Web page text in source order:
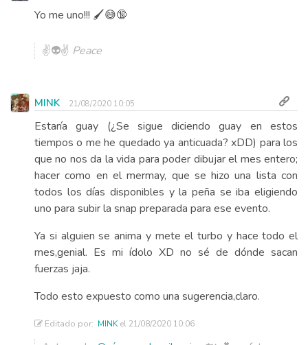
Yo me uno!!! 🖌😅🔞
✌👽✌ Peace
MINK 21/08/2020 10:05
Estaría guay (¿Se sigue diciendo guay en estos
tiempos o me he quedado ya anticuada? xDD) para los
que no nos da la vida para poder dibujar el mes entero;
hacer como en el mermay, que se hizo una lista con
todos los días disponibles y la peña se iba eligiendo
uno para subir la snap preparada para ese evento.
Ya si alguien se anima y mete el turbo y hace todo el
mes,genial. Es mi ídolo XD no sé de dónde sacan
fuerzas jaja.
Todo esto expuesto como una sugerencia,claro.
Editado por: MINK el 21/08/2020 10:06